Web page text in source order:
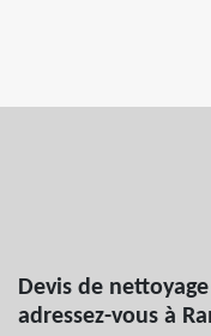
Devis de
adressez-vous à